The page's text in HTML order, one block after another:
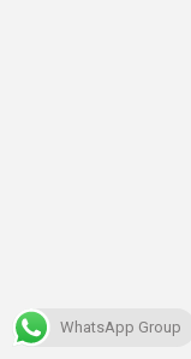
WhatsApp Group